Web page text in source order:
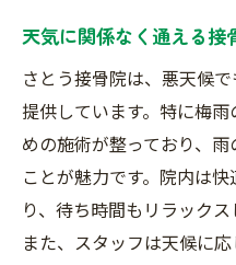
天気に関係なく通える接
さとう接骨院は、悪天候
提供しています。特に梅
めの施術が整っており、
ことが魅力です。院内は
り、待ち時間もリラックス
また、スタッフは天候に